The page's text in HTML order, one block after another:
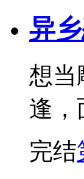
异
想当
逢，
完结